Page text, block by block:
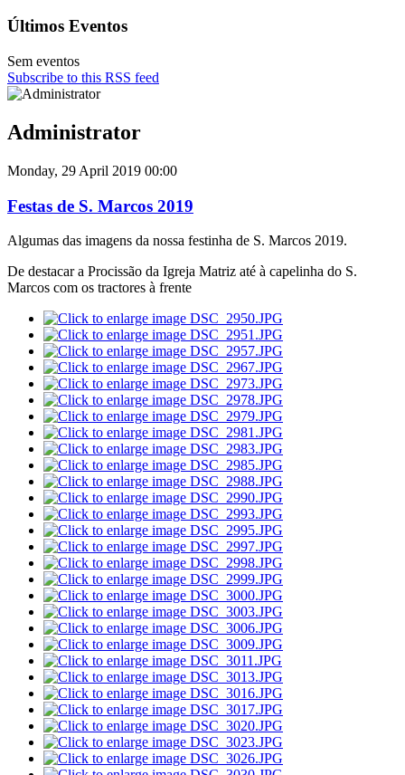
Últimos Eventos
Sem eventos
Subscribe to this RSS feed
Administrator
Monday, 29 April 2019 00:00
Festas de S. Marcos 2019
Algumas das imagens da nossa festinha de S. Marcos 2019.
De destacar a Procissão da Igreja Matriz até à capelinha do S.
Marcos com os tractores à frente